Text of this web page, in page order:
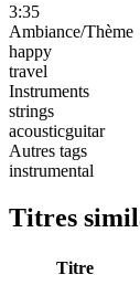
3:35
Ambiance/Thème
happy
travel
Instruments
strings
acousticguitar
Autres tags
instrumental
Titres
Titre